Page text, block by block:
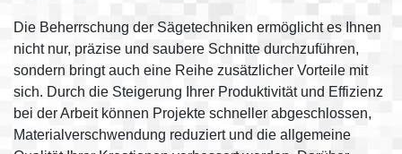
Die Beherrschung der Sägetechniken ermöglicht es Ihnen
nicht nur, präzise und saubere Schnitte durchzuführen,
sondern bringt auch eine Reihe zusätzlicher Vorteile mit
sich. Durch die Steigerung Ihrer Produktivität und Effizienz
bei der Arbeit können Projekte schneller abgeschlossen,
Materialverschwendung reduziert und die allgemeine